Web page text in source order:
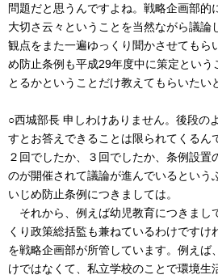
問題だと思うんですよね。戦略企画部的
大切さ云々ということを当然ながら議論
観点をまた一遍ゆっくり聞かさせてもら
め防止条例も平成29年度中に策定という
とるかということだけ教えてもらいたい
○西城部長 申しわけありません。後段の
すとお答えできることは限られてくるん
２回でしたか、３回でしたか、条例設置
のが開催されて議論が進んでいるという
いじめ防止条例につきましては。
それから、例えば幼児教育につきまし
くり政策総括監も兼ねているわけですけ
を戦略企画部が所管しています。例えば
けではなくて、私立学校のことで環境生